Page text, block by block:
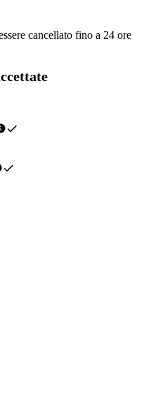
cancellato fino a 24 ore